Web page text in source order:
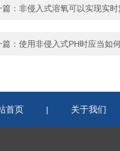
篇： 非侵入式溶氧可以实现实
： 使用非侵入式PH时应当如
首页 | 关于我们